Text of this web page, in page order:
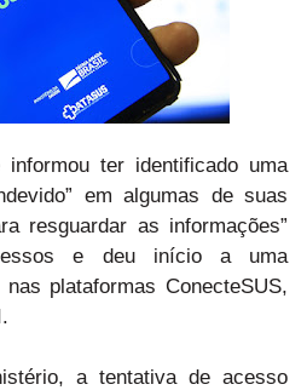
ter identificado uma
em algumas de suas
resguardar as informações”
e deu início a uma
nas plataformas ConecteSUS,
a tentativa de acesso